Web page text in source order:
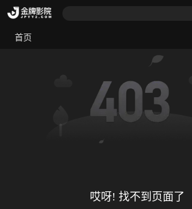
首页
哎呀! 找不到页面了